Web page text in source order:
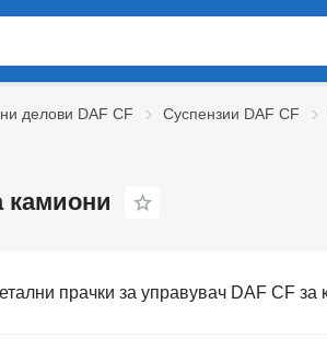
делови DAF CF Суспензии DAF CF
камиони
прачки за управувач DAF CF за